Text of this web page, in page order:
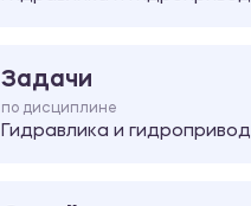
Задачи
по дисциплине
Гидравлика и гидропривод